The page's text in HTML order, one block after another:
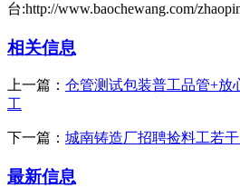
台:http://www.baochewang.com/
相关信息
上一篇： 仓管测试包装普工品管+放
工
下一篇： 城南铸造厂招聘捡料工若
最新信息